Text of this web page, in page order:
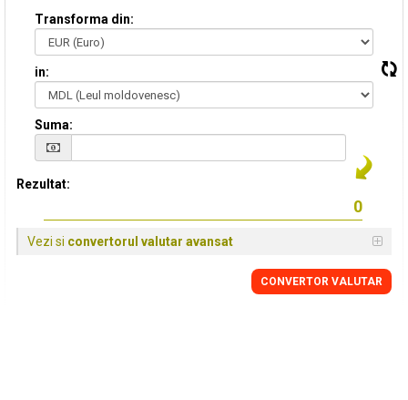
Transforma din:
in:
Suma:
Rezultat:
Vezi si convertorul valutar avansat
CONVERTOR VALUTAR